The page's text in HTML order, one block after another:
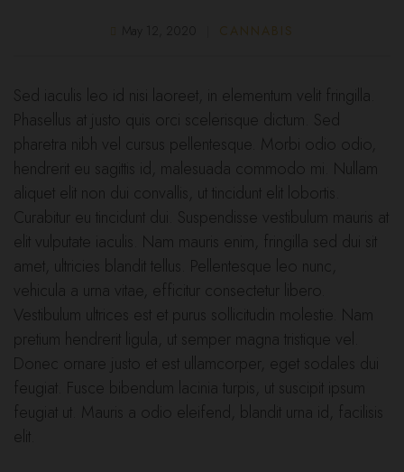
May 12, 2020 CANNABIS
Sed iaculis leo id nisi laoreet, in elementum velit fringilla.
Phasellus at justo quis orci scelerisque dictum. Sed
pharetra nibh vel cursus pellentesque. Morbi odio odio,
hendrerit eu sagittis id, malesuada commodo mi. Nullam
aliquet elit non dui convallis, ut tincidunt elit lobortis.
Curabitur eu tincidunt dui. Suspendisse vestibulum mauris at
elit vulputate iaculis. Nam mauris enim, fringilla sed dui sit
amet, ultricies blandit tellus. Pellentesque leo nunc,
vehicula a urna vitae, efficitur consectetur libero.
Vestibulum ultrices est et purus sollicitudin molestie. Nam
pretium hendrerit ligula, ut semper magna tristique vel.
Donec ornare justo et est ullamcorper, eget sodales dui
feugiat. Fusce bibendum lacinia turpis, ut suscipit ipsum
feugiat ut. Mauris a odio eleifend, blandit urna id, facilisis
elit.